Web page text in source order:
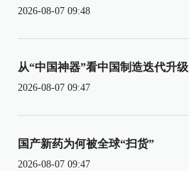
2026-08-07 09:48
从“中国神器”看中国制造迭代升级
2026-08-07 09:47
国产新药为何被全球“扫货”
2026-08-07 09:47